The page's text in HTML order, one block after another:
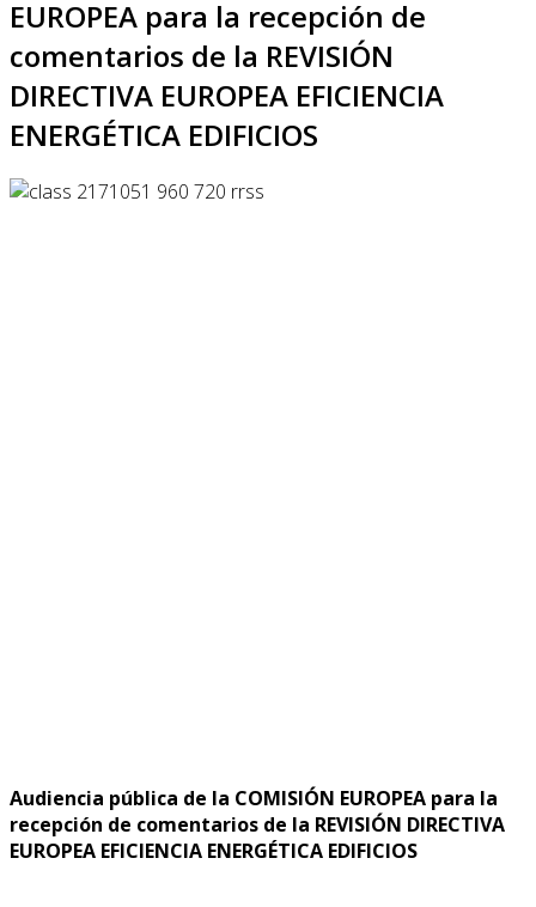
EUROPEA para la recepción de
comentarios de la REVISIÓN
DIRECTIVA EUROPEA EFICIENCIA
ENERGÉTICA EDIFICIOS
Audiencia pública de la COMISIÓN EUROPEA para la
recepción de comentarios de la REVISIÓN DIRECTIVA
EUROPEA EFICIENCIA ENERGÉTICA EDIFICIOS